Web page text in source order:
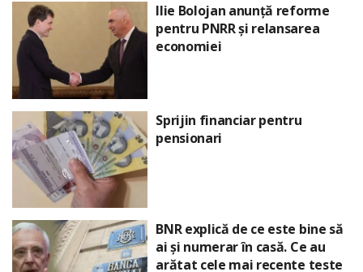
Ilie Bolojan anunță reforme
pentru PNRR și relansarea
economiei
Sprijin financiar pentru
pensionari
BNR explică de ce este bine să
ai și numerar în casă. Ce au
arătat cele mai recente teste